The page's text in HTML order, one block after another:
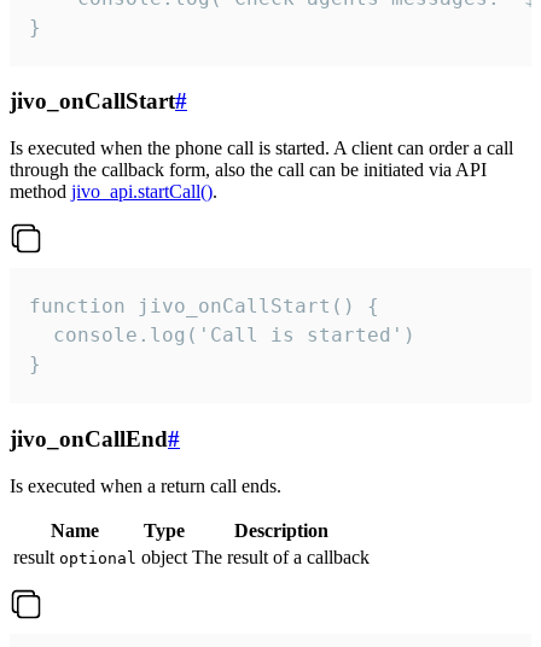
}
jivo_onCallStart#
Is executed when the phone call is started. A client can order a call
through the callback form, also the call can be initiated via API
method jivo_api.startCall().
function jivo_onCallStart() {
  console.log('Call is started')
}
jivo_onCallEnd#
Is executed when a return call ends.
Name Type
Description
result optional object The result of a callback